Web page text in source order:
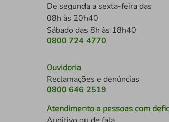
De segunda a sexta-feira das
08h às 20h40
Sábado das 8h às 18h40
0800 724 4770
Ouvidoria
Reclamações e denúncias
0800 646 2519
Atendimento a pessoas com